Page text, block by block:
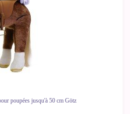
poupées jusqu'à 50 cm Götz